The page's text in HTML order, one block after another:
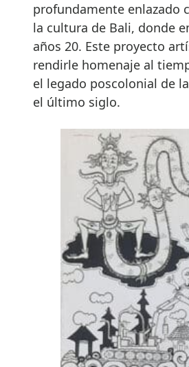
profundamente enlazado
la cultura de Bali, donde
años 20. Este proyecto
rendirle homenaje al
el legado poscolonial de
el último siglo.